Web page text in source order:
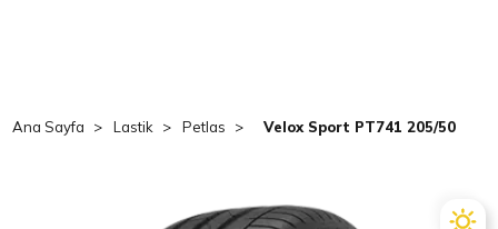
Ana Sayfa Lastik Petlas Velox Sport PT741 205/50 R17